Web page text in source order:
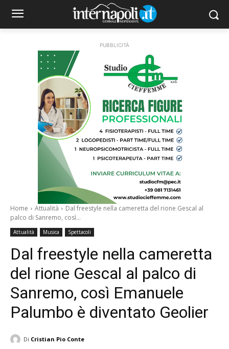
PUBBLICITÀ
Home Attualità
Dal freestyle nella cameretta del rione Gescal al
palco di Sanremo, così...
Attualità Musica Spettacoli
Dal freestyle nella cameretta
del rione Gescal al palco di
Sanremo, così Emanuele
Palumbo è diventato Geolier
Di Cristian Pio Conte